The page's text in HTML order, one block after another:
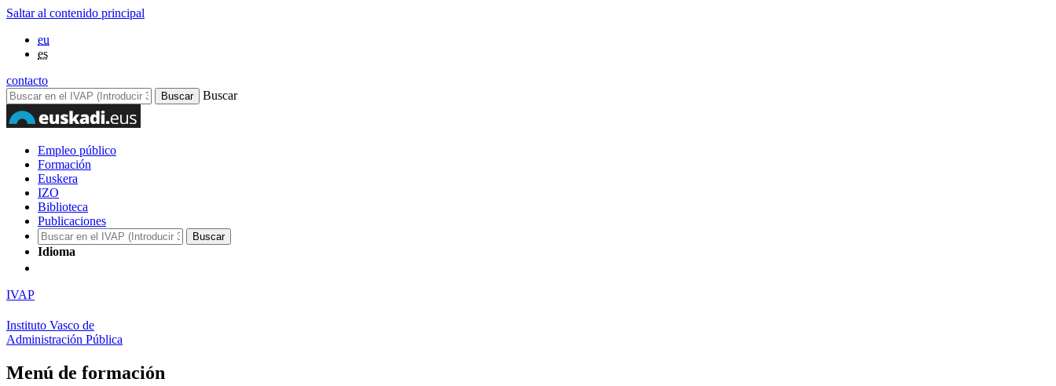
Saltar al contenido principal
eu
es
contacto
Buscar
Empleo público
Formación
Euskera
IZO
Biblioteca
Publicaciones
Idioma
IVAP
Instituto Vasco de
Administración Pública
Menú de formación